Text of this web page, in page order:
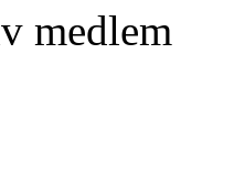
medlem